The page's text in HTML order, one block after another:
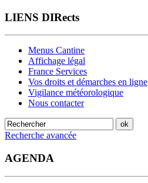
LIENS DIRects
Menus Cantine
Affichage légal
France Services
Vos droits et démarches en ligne
Vigilance météorologique
Nous contacter
Recherche avancée
AGENDA